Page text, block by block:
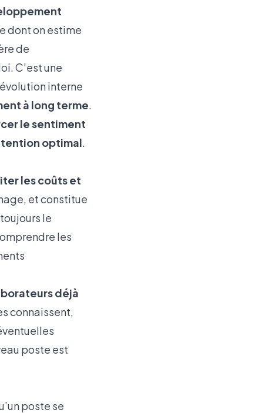
dont on estime
de
C’est une
interne
à long terme.
le sentiment
optimal.
les coûts et
et constitue
le
les
déjà
connaissent,
poste est
poste se